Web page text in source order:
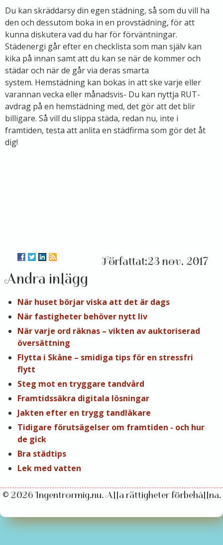
Du kan skräddarsy din egen städning, så som du vill ha
den och dessutom boka in en provstädning, för att
kunna diskutera vad du har för förväntningar.
Städenergi går efter en checklista som man själv kan
kika på innan samt att du kan se när de kommer och
städar och när de går via deras smarta
system. Hemstädning kan bokas in att ske varje eller
varannan vecka eller månadsvis- Du kan nyttja RUT-
avdrag på en hemstädning med, det gör att det blir
billigare. Så vill du slippa städa, redan nu, inte i
framtiden, testa att anlita en städfirma som gör det åt
dig!
23 nov. 2017
Andra inlägg
När huset börjar viska att det är dags
När fastigheter behöver nytt liv
När varje ord räknas – vikten av auktoriserad
översättning
Flytta i Skåne – smidiga tips för en stressfri
flytt
Steg mot en tryggare tandvård
Framtidssäkra digitala lösningar
Jakten efter en trygg tandläkare
Tidigare förutsägelser om framtiden - och hur
de gick
Bra städtips
Lek med vatten
© 2026 Ingentrormig.nu. Alla rättigheter förbehållna.